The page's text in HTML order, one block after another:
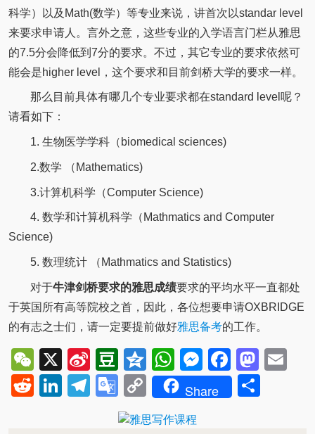
科学）以及Math(数学）等专业来说，讲首次以standar level
来要求申请人。言外之意，这些专业的入学语言门栏从雅思
的7.5分会降低到7分的要求。不过，其它专业的要求依然可
能会是higher level，这个要求和目前剑桥大学的要求一样。
那么目前具体有哪几个专业要求都在standard level呢？
请看如下：
1. 生物医学学科（biomedical sciences)
2.数学 （Mathematics)
3.计算机科学（Computer Science)
4. 数学和计算机科学（Mathmatics and Computer
Science)
5. 数理统计 （Mathmatics and Statistics)
对于牛津剑桥要求的雅思成绩要求的平均水平一直都处
于英国所有高等院校之首，因此，各位想要申请OXBRIDGE
的有志之士们，请一定要提前做好雅思备考的工作。
WeChat
X
Sina
Weibo
Douban
QzoneWhatsApp
Messenger
RedditLinkedIn
Telegram
Google
Translate
Copy
Link
Share